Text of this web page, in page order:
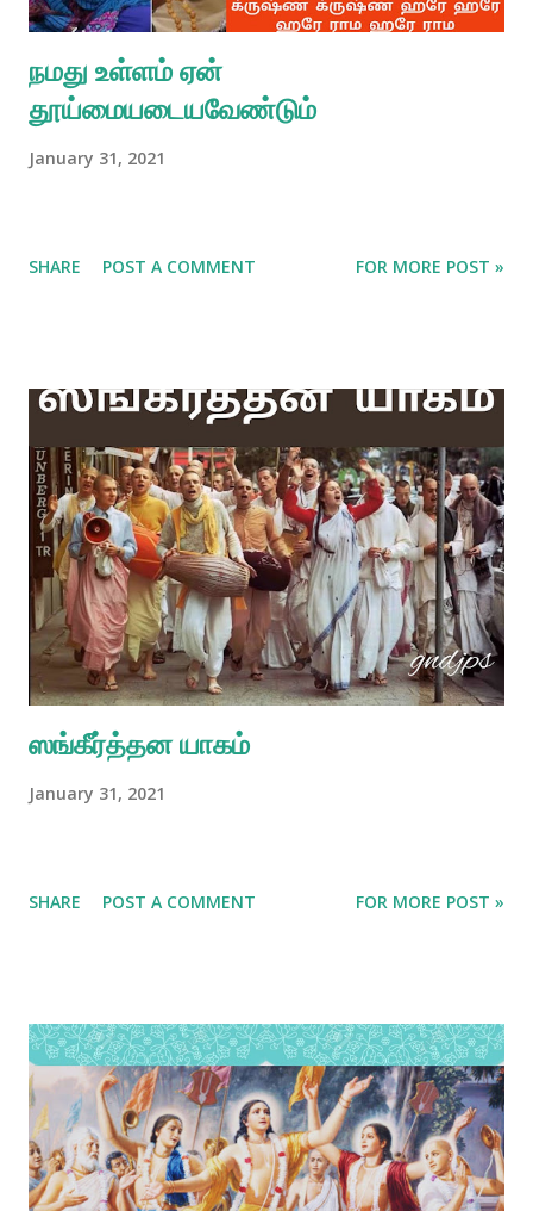
நமது உள்ளம் ஏன்
தூய்மையடையவேண்டும்
January 31, 2021
SHARE POST A COMMENT FOR MORE POST »
ஸங்கீர்த்தன யாகம்
January 31, 2021
SHARE POST A COMMENT FOR MORE POST »